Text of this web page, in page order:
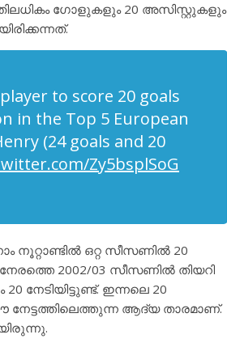
ഗോളുകളും 20 അസിസ്റ്റുകളും
to score 20 goals
in the Top 5 European
(24 goals and 20
Zy5bsplSoG
ഒറ്റ സീസണിൽ 20
2002/03 സീസണിൽ തിയറി
നേടിയിട്ടുണ്ട്. ഇന്നലെ 20
നേട്ടത്തിലെത്തുന്ന ആദ്യ താരമാണ്.